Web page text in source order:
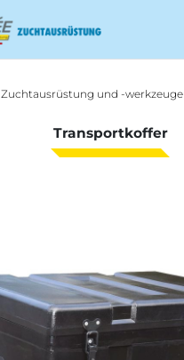
Zuchtausrüstung und -werkzeuge
Transportkoffer